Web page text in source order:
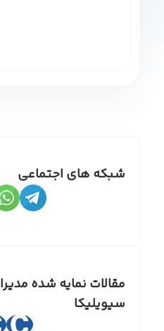
شبکه های اجتماعی
مقالات نمایه شده
سیویلیکا